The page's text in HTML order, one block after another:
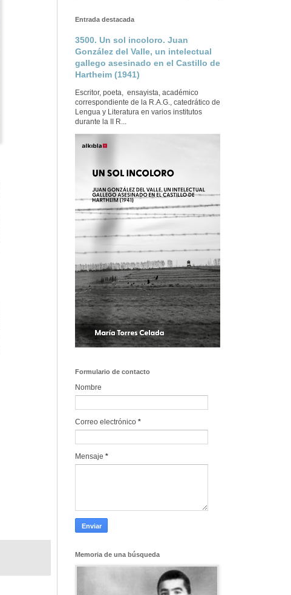
Entrada destacada
3500. Un sol incoloro. Juan
González del Valle, un intelectual
gallego asesinado en el Castillo de
Hartheim (1941)
Escritor, poeta, ensayista, académico
correspondiente de la R.A.G., catedrático de
Lengua y Literatura en varios institutos
durante la II R...
Formulario de contacto
Nombre
Correo electrónico *
Mensaje *
Memoria de una búsqueda